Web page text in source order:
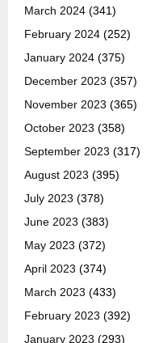
March 2024 (341)
February 2024 (252)
January 2024 (375)
December 2023 (357)
November 2023 (365)
October 2023 (358)
September 2023 (317)
August 2023 (395)
July 2023 (378)
June 2023 (383)
May 2023 (372)
April 2023 (374)
March 2023 (433)
February 2023 (392)
January 2023 (293)